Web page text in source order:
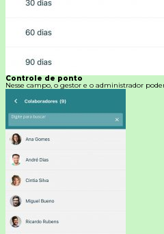
Controle de ponto
Nesse campo, o gestor e o administrador